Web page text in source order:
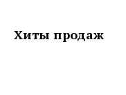
Хиты продаж